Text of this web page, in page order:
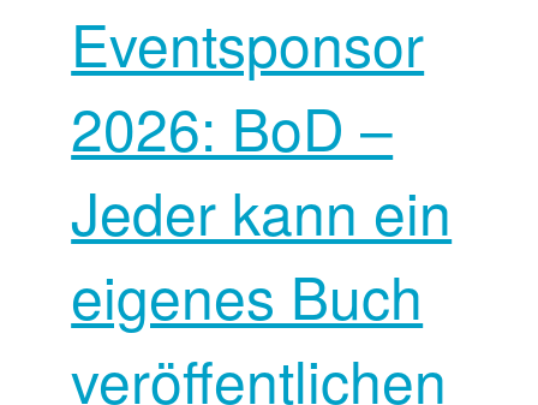
Eventsponsor
2026: BoD –
Jeder kann ein
eigenes Buch
veröffentlichen